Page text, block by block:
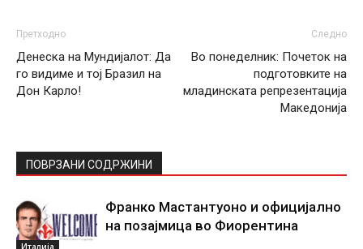
Претходно
Денеска на Мундијалот: Да
го видиме и тој Бразил на
Дон Карло!
Следно
Во понеделник: Почеток на
подготовките на
младинската репрезентација
Македонија
ПОВРЗАНИ СОДРЖИНИ
Италија
Франко Мастантуоно и официјално
на позајмица во Фиорентина